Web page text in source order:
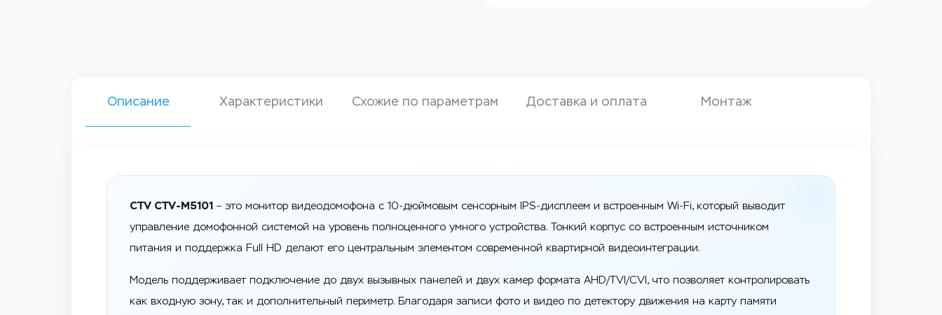
Описание Характеристики Схожие по параметрам Доставка и оплата Монтаж
CTV CTV-M5101 – это монитор видеодомофона с 10-дюймовым сенсорным IPS-дисплеем и встроенным Wi-Fi, который выводит
управление домофонной системой на уровень полноценного умного устройства. Тонкий корпус со встроенным источником
питания и поддержка Full HD делают его центральным элементом современной квартирной видеоинтеграции.
Модель поддерживает подключение до двух вызывных панелей и двух камер формата AHD/TVI/CVI, что позволяет контролировать
как входную зону, так и дополнительный периметр. Благодаря записи фото и видео по детектору движения на карту памяти